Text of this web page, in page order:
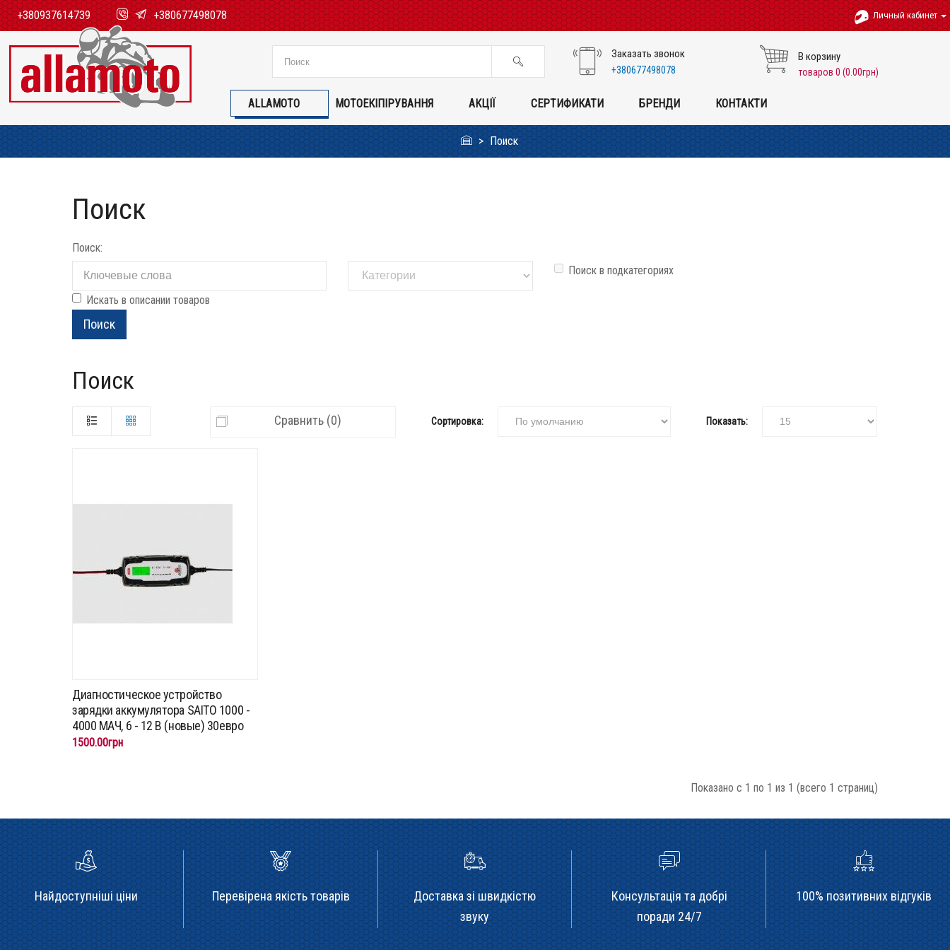
+380937614739 +380677498078 Личный кабинет
Заказать звонок
+380677498078
В корзину
товаров 0 (0.00грн)
ALLAMOTO МОТОЕКІПІРУВАННЯ АКЦІЇ СЕРТИФИКАТИ БРЕНДИ КОНТАКТИ
Поиск
Поиск
Поиск:
Поиск в подкатегориях
Искать в описании товаров
Поиск
Сравнить (0) Сортировка: Показать:
Диагностическое устройство
зарядки аккумулятора SAITO 1000 -
4000 МАЧ, 6 - 12 В (новые) 30евро
1500.00грн
Показано с 1 по 1 из 1 (всего 1 страниц)
Найдоступніші ціни Перевірена якість товарів
Доставка зі швидкістю
звуку
Консультація та добрі
поради 24/7
100% позитивних відгуків